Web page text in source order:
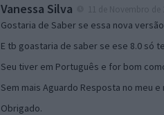
Vanessa Silva
Gostaria de Saber se essa nova
E tb goastaria de saber se ese 8.0 só
Seu tiver em Português e for bom
Sem mais Aguardo Resposta no meu e
Obrigado.